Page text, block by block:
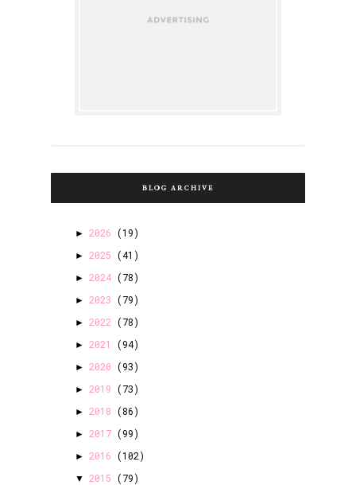
BLOG ARCHIVE
► 2026 (19)
► 2025 (41)
► 2024 (78)
► 2023 (79)
► 2022 (78)
► 2021 (94)
► 2020 (93)
► 2019 (73)
► 2018 (86)
► 2017 (99)
► 2016 (102)
▼ 2015 (79)